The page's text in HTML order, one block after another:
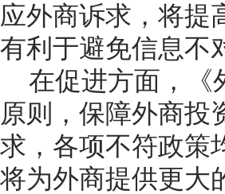
应外商诉求，将提
有利于避免信息不
在促进方面，《
原则，保障外商投
求，各项不符政策
将为外商提供更大